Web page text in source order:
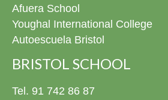
Afuera School
Youghal International College
Autoescuela Bristol
BRISTOL SCHOOL
Tel. 91 742 86 87